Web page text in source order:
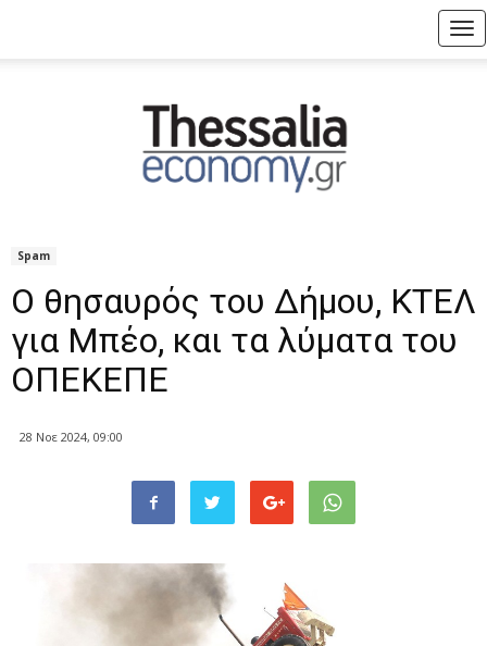
Spam
Ο θησαυρός του Δήμου, ΚΤΕΛ
για Μπέο, και τα λύματα του
ΟΠΕΚΕΠΕ
28 Νοε 2024, 09:00